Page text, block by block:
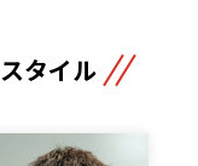
タイル